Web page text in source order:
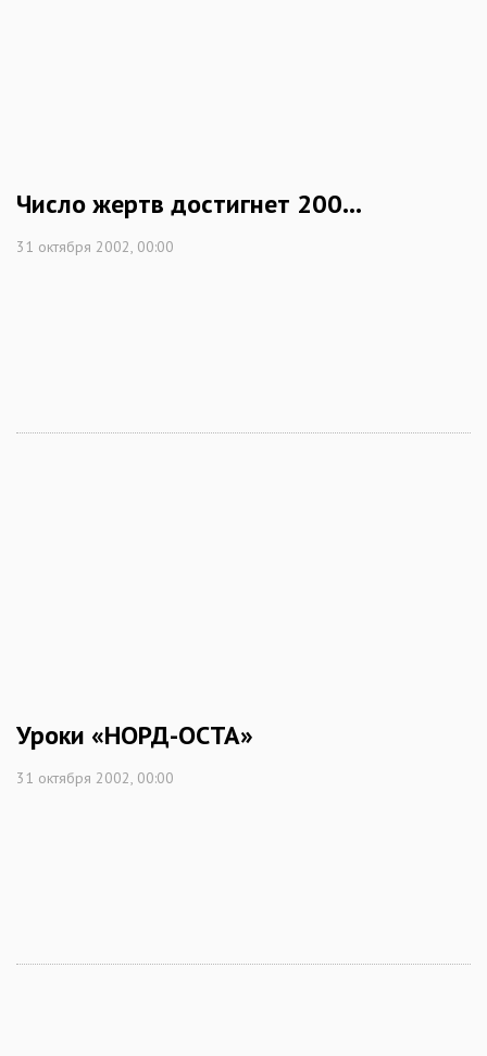
Число жертв достигнет 200...
31 октября 2002, 00:00
Уроки «НОРД-ОСТА»
31 октября 2002, 00:00